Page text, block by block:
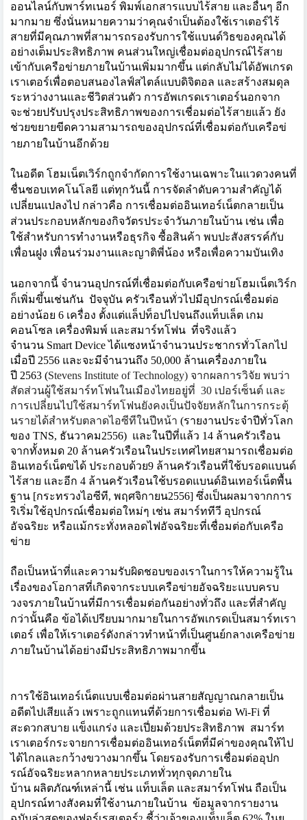
ออนไลน์กับพาร์ทเนอร์ พิมพ์เอกสารแบบไร้สาย และอื่นๆ อีก
มากมาย ซึ่งนั่นหมายความว่าคุณจำเป็นต้องใช้เราเตอร์ไร้
สายที่มีคุณภาพที่สามารถรองรับการใช้แบนด์วิธของคุณได้
อย่างเต็มประสิทธิภาพ คนส่วนใหญ่เชื่อมต่ออุปกรณ์ไร้สาย
เข้ากับเครือข่ายภายในบ้านเพิ่มมากขึ้น แต่กลับไม่ได้อัพเกรด
เราเตอร์เพื่อตอบสนองไลฟ์สไตล์แบบดิจิตอล และสร้างสมดุล
ระหว่างงานและชีวิตส่วนตัว การอัพเกรดเราเตอร์นอกจาก
จะช่วยปรับปรุงประสิทธิภาพของการเชื่อมต่อไร้สายแล้ว ยัง
ช่วยขยายขีดความสามารถของอุปกรณ์ที่เชื่อมต่อกับเครือข่
ายภายในบ้านอีกด้วย
ในอดีต โฮมเน็ตเวิร์กถูกจำกัดการใช้งานเฉพาะในแวดวงคนที่
ชื่นชอบเทคโนโลยี แต่ทุกวันนี้ การจัดลำดับความสำคัญได้
เปลี่ยนแปลงไป กล่าวคือ การเชื่อมต่ออินเทอร์เน็ตกลายเป็น
ส่วนประกอบหลักของกิจวัตรประจำวันภายในบ้าน เช่น เพื่อ
ใช้สำหรับการทำงานหรือธุรกิจ ซื้อสินค้า พบปะสังสรรค์กับ
เพื่อนฝูง เพื่อนร่วมงานและญาติพี่น้อง หรือเพื่อความบันเทิง
นอกจากนี้ จำนวนอุปกรณ์ที่เชื่อมต่อกับเครือข่ายโฮมเน็ตเวิร์ก
ก็เพิ่มขึ้นเช่นกัน ปัจจุบัน ครัวเรือนทั่วไปมีอุปกรณ์เชื่อมต่อ
อย่างน้อย 6 เครื่อง ตั้งแต่แล็ปท็อปไปจนถึงแท็บเล็ต เกม
คอนโซล เครื่องพิมพ์ และสมาร์ทโฟน ที่จริงแล้ว
จำนวน Smart Deviceได้แซงหน้าจำนวนประชากรทั่วโลกไป
เมื่อปี 2556 และจะมีจำนวนถึง 50,000 ล้านเครื่องภายใน
ปี 2563 (Stevens Institute of Technology) จากผลการวิจัย พบว่า
สัดส่วนผู้ใช้สมาร์ทโฟนในเมืองไทยอยู่ที่ 30 เปอร์เซ็นต์ และ
การเปลี่ยนไปใช้สมาร์ทโฟนยังคงเป็นปัจจัยหลักในการกระตุ้
นรายได้สำหรับตลาดไอซีทีในปีหน้า (รายงานประจำปีทั่วโลก
ของ TNS, ธันวาคม2556) และในปีที่แล้ว 14 ล้านครัวเรือน
จากทั้งหมด 20 ล้านครัวเรือนในประเทศไทยสามารถเชื่อมต่อ
อินเทอร์เน็ตขได้ ประกอบด้วย9 ล้านครัวเรือนที่ใช้บรอดแบนด์
ไร้สาย และอีก 4 ล้านครัวเรือนใช้บรอดแบนด์อินเทอร์เน็ตพื้น
ฐาน [กระทรวงไอซีที, พฤศจิกายน2556] ซึ่งเป็นผลมาจากการ
ริเริ่มใช้อุปกรณ์เชื่อมต่อใหม่ๆ เช่น สมาร์ททีวี อุปกรณ์
อัจฉริยะ หรือแม้กระทั่งหลอดไฟอัจฉริยะที่เชื่อมต่อกับเครือ
ข่าย
ถือเป็นหน้าที่และความรับผิดชอบของเราในการให้ความรู้ใน
เรื่องของโอกาสที่เกิดจากระบบเครือข่ายอัจฉริยะแบบครบ
วงจรภายในบ้านที่มีการเชื่อมต่อกันอย่างทั่วถึง และที่สำคัญ
กว่านั้นคือ ข้อได้เปรียบมากมายในการอัพเกรดเป็นสมาร์ทเรา
เตอร์ เพื่อให้เราเตอร์ดังกล่าวทำหน้าที่เป็นศูนย์กลางเครือข่าย
ภายในบ้านได้อย่างมีประสิทธิภาพมากขึ้น
การใช้อินเทอร์เน็ตแบบเชื่อมต่อผ่านสายสัญญาณกลายเป็น
อดีตไปเสียแล้ว เพราะถูกแทนที่ด้วยการเชื่อมต่อ Wi-Fi ที่
สะดวกสบาย แข็งแกร่ง และเปี่ยมด้วยประสิทธิภาพ สมาร์ท
เราเตอร์กระจายการเชื่อมต่ออินเทอร์เน็ตที่มีค่าของคุณให้ไป
ได้ไกลและกว้างขวางมากขึ้น โดยรองรับการเชื่อมต่ออุปก
รณ์อัจฉริยะหลากหลายประเภททั่วทุกจุดภายใน
บ้าน ผลิตภัณฑ์เหล่านี้ เช่น แท็บเล็ต และสมาร์ทโฟน ถือเป็น
อุปกรณ์ทางสังคมที่ใช้งานภายในบ้าน ข้อมูลจากรายงาน